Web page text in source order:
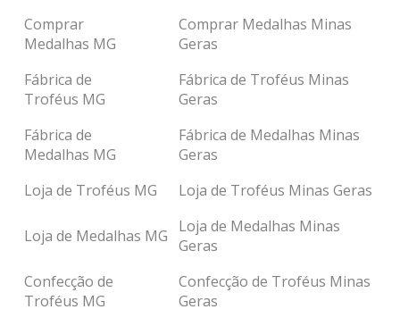
Comprar
Medalhas MG
Comprar Medalhas Minas
Geras
Fábrica de
Troféus MG
Fábrica de Troféus Minas
Geras
Fábrica de
Medalhas MG
Fábrica de Medalhas Minas
Geras
Loja de Troféus MG
Loja de Troféus Minas Geras
Loja de Medalhas MG
Loja de Medalhas Minas
Geras
Confecção de
Troféus MG
Confecção de Troféus Minas
Geras